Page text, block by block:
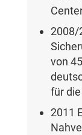
2008/
von
für
2011